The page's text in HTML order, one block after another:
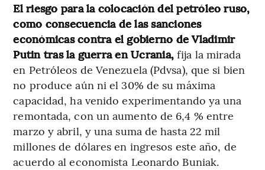
El riesgo para la colocación del petróleo ruso,
como consecuencia de las sanciones
económicas contra el gobierno de Vladimir
Putin tras la guerra en Ucrania, fija la mirada
en Petróleos de Venezuela (Pdvsa), que si bien
no produce aún ni el 30% de su máxima
capacidad, ha venido experimentando ya una
remontada, con un aumento de 6,4 % entre
marzo y abril, y una suma de hasta 22 mil
millones de dólares en ingresos este año, de
acuerdo al economista Leonardo Buniak.